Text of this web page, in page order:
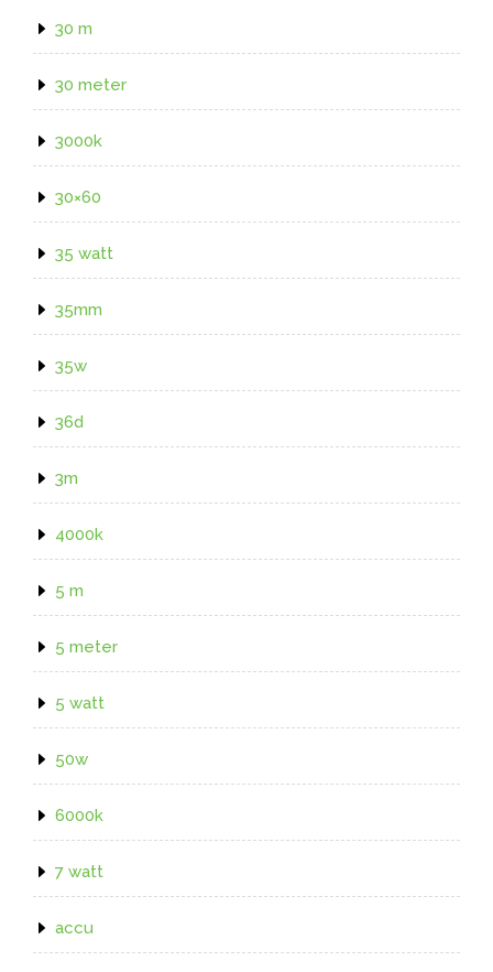
30 m
30 meter
3000k
30×60
35 watt
35mm
35w
36d
3m
4000k
5 m
5 meter
5 watt
50w
6000k
7 watt
accu